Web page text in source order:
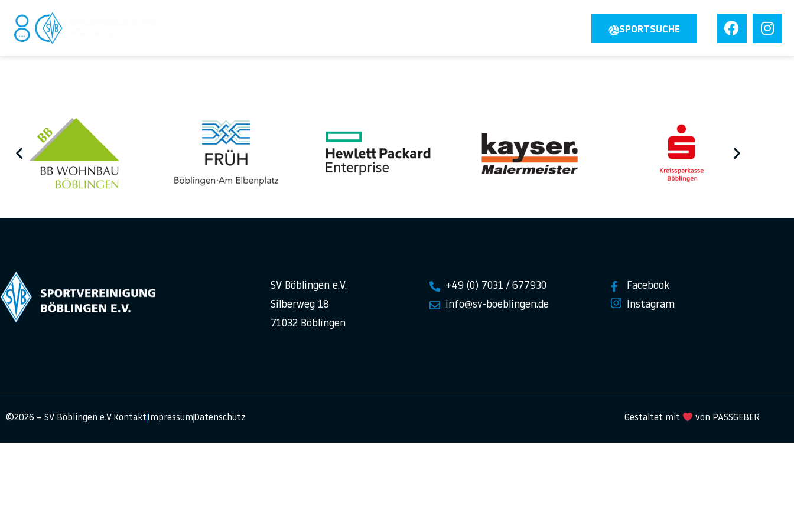
SPORTSUCHE
SV Böblingen e.V.
Silberweg 18
71032 Böblingen
+49 (0) 7031 / 677930
info@sv-boeblingen.de
Facebook
Instagram
©2026 – SV Böblingen e.V.KontaktImpressumDatenschutz Gestaltet mit von PASSGEBER